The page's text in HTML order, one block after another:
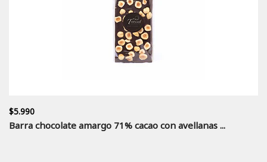
$5.990
Barra chocolate amargo 71% cacao con avellanas ...